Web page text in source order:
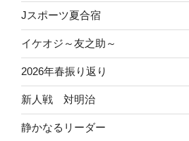
Jスポーツ夏合宿
イケオジ～友之助～
2026年春振り返り
新人戦 対明治
静かなるリーダー